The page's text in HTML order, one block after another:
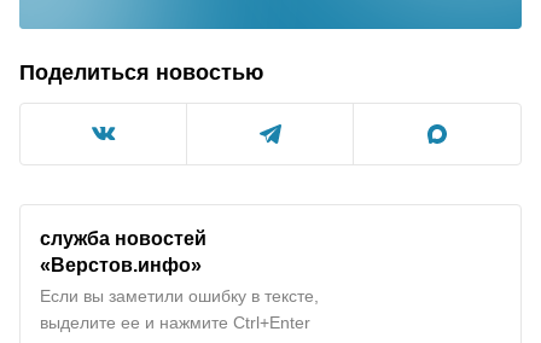
Поделиться новостью
служба новостей
«Верстов.инфо»
Если вы заметили ошибку в тексте,
выделите ее и нажмите Ctrl+Enter